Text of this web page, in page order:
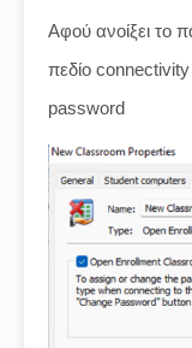
Αφού ανοίξει το
πεδίο connectivity
password